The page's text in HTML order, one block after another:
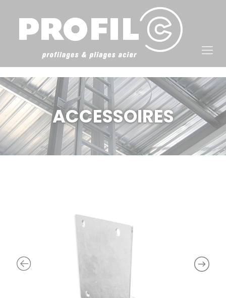
ACCESSOIRES